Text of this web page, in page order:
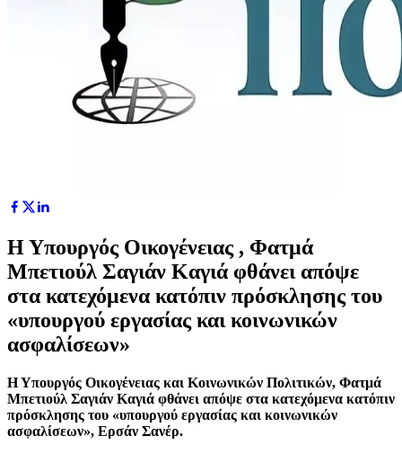
Η Υπουργός Οικογένειας , Φατμά
Μπετιούλ Σαγιάν Καγιά φθάνει απόψε
στα κατεχόμενα κατόπιν πρόσκλησης του
«υπουργού εργασίας και κοινωνικών
ασφαλίσεων»
Η Υπουργός Οικογένειας και Κοινωνικών Πολιτικών, Φατμά
Μπετιούλ Σαγιάν Καγιά φθάνει απόψε στα κατεχόμενα κατόπιν
πρόσκλησης του «υπουργού εργασίας και κοινωνικών
ασφαλίσεων», Ερσάν Σανέρ.